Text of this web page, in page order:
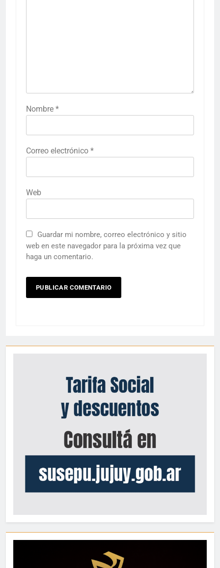
Nombre *
Correo electrónico *
Web
Guardar mi nombre, correo electrónico y sitio
web en este navegador para la próxima vez que
haga un comentario.